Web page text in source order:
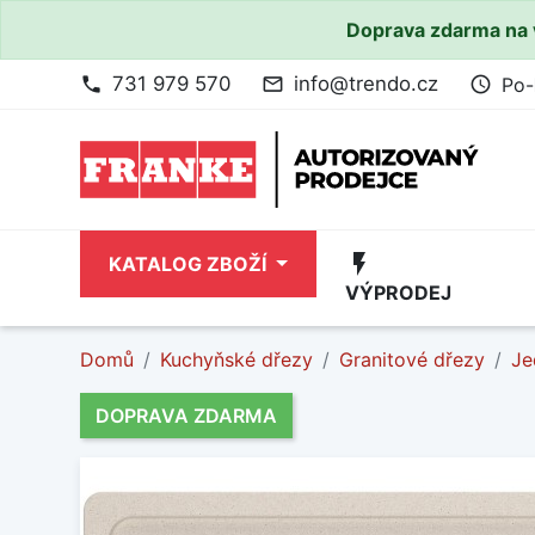
Doprava zdarma
phone 731 979 570 mail_outline info@trendo.cz access_time
KATALOG ZBOŽÍ flash_on
VÝPRODEJ
Domů Kuchyňské dřezy Granitové dřezy
DOPRAVA ZDARMA